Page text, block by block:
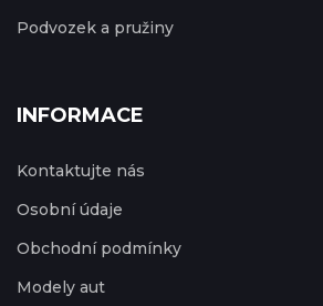
Podvozek a pružiny
INFORMACE
Kontaktujte nás
Osobní údaje
Obchodní podmínky
Modely aut